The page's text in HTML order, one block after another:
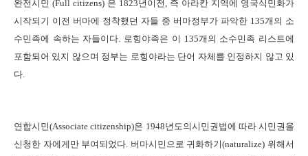
완전시민 (Full citizens) 은 1823년이전, 즉 아라칸 지역에 영국식민화가
시작되기 이전 버마에 정착했던 자들 중 버마정부가 파악한 135개의 소
수민족에 속하는 자들이다. 로힝야족은 이 135개의 소수민족 리스트에
포함되어 있지 않으며 정부는 로힝야라는 단어 자체를 인정하지 않고 있
다.
연합시민(Associate citizenship)은 1948년도의시민권법에 따라 시민권을
신청한 자에게만 부여되었다. 버마시민으로 귀화하기(naturalize) 위해서